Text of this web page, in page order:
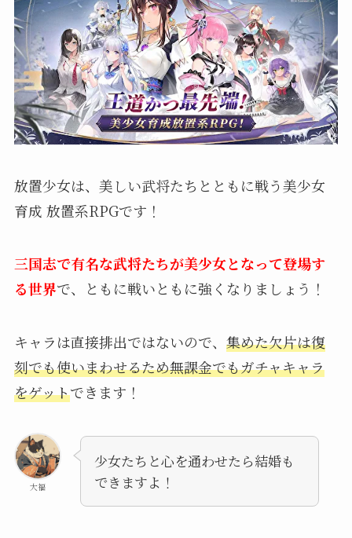
放置少女は、美しい武将たちとともに戦う美少女
育成 放置系RPGです！
三国志で有名な武将たちが美少女となって登場す
る世界で、ともに戦いともに強くなりましょう！
キャラは直接排出ではないので、 集めた欠片は復
刻でも使いまわせるため無課金でもガチャキャラ
をゲットできます！
大福
少女たちと心を通わせたら結婚も
できますよ！